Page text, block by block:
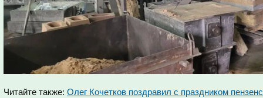
Читайте также: Олег Кочетков поздравил с праздником